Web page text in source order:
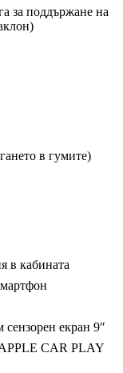
за поддържане на
в гумите)
в кабината
екран 9″
CAR PLAY